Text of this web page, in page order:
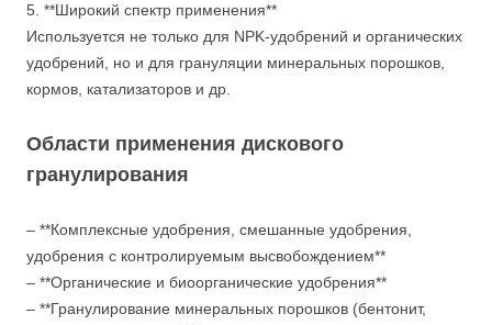
5. **Широкий спектр применения**
Используется не только для NPK-удобрений и органических
удобрений, но и для грануляции минеральных порошков,
кормов, катализаторов и др.
Области применения дискового
гранулирования
– **Комплексные удобрения, смешанные удобрения,
удобрения с контролируемым высвобождением**
– **Органические и биоорганические удобрения**
– **Гранулирование минеральных порошков (бентонит,